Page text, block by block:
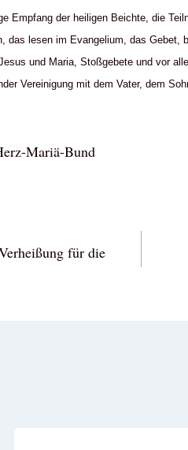
Empfang der heiligen Beichte, die
das lesen im Evangelium, das Gebet,
und Maria, Stoßgebete und vor
Vereinigung mit dem Vater, dem
Mariä-Bund
für die